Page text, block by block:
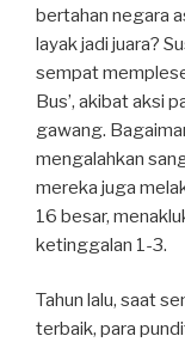
bertahan negara
layak jadi juara?
sempat
Bus’, akibat aksi
gawang.
mengalahkan
mereka juga
16 besar,
ketinggalan 1-3.
Tahun lalu, saat
terbaik, para